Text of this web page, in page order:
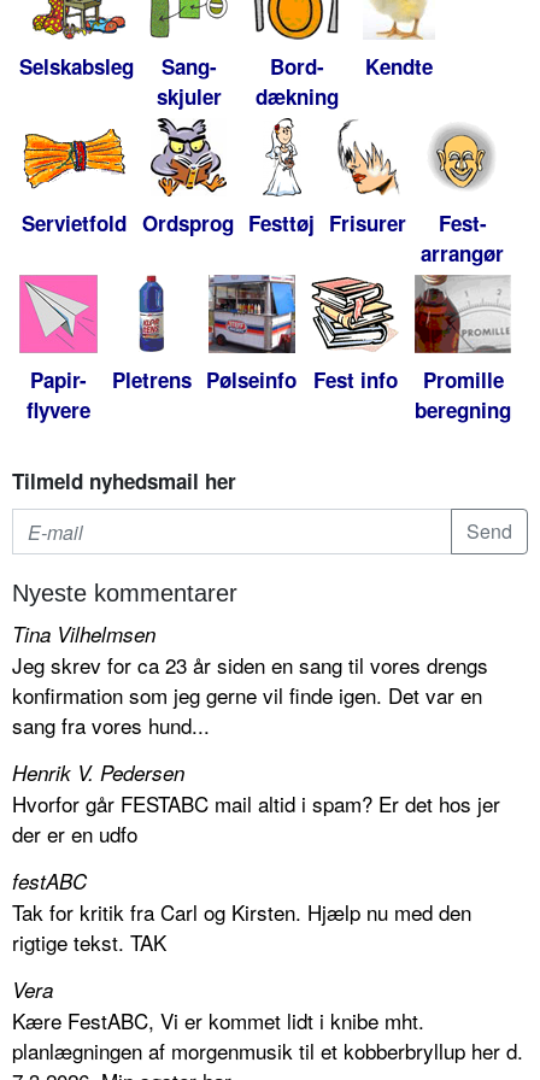
Selskabsleg
Sang-
skjuler
Bord-
dækning
Kendte
Servietfold Ordsprog Festtøj Frisurer
Fest-
arrangør
Papir-
flyvere
Pletrens Pølseinfo Fest info
Promille
beregning
Tilmeld nyhedsmail her
Nyeste kommentarer
Tina Vilhelmsen
Jeg skrev for ca 23 år siden en sang til vores drengs
konfirmation som jeg gerne vil finde igen. Det var en
sang fra vores hund...
Henrik V. Pedersen
Hvorfor går FESTABC mail altid i spam? Er det hos jer
der er en udfo
festABC
Tak for kritik fra Carl og Kirsten. Hjælp nu med den
rigtige tekst. TAK
Vera
Kære FestABC, Vi er kommet lidt i knibe mht.
planlægningen af morgenmusik til et kobberbryllup her d.